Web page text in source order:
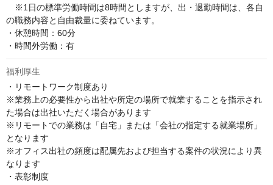
※1日の標準労働時間は8時間としますが、出・退勤時間は、各自
の職務内容と自由裁量に委ねています。
・休憩時間：60分
・時間外労働：有
福利厚生
・リモートワーク制度あり
※業務上の必要性から出社や所定の場所で就業することを指示され
た場合は出社いただく場合があります
※リモートでの業務は「自宅」または「会社の指定する就業場所」
となります
※オフィス出社の頻度は配属先および担当する案件の状況により異
なります
・表彰制度